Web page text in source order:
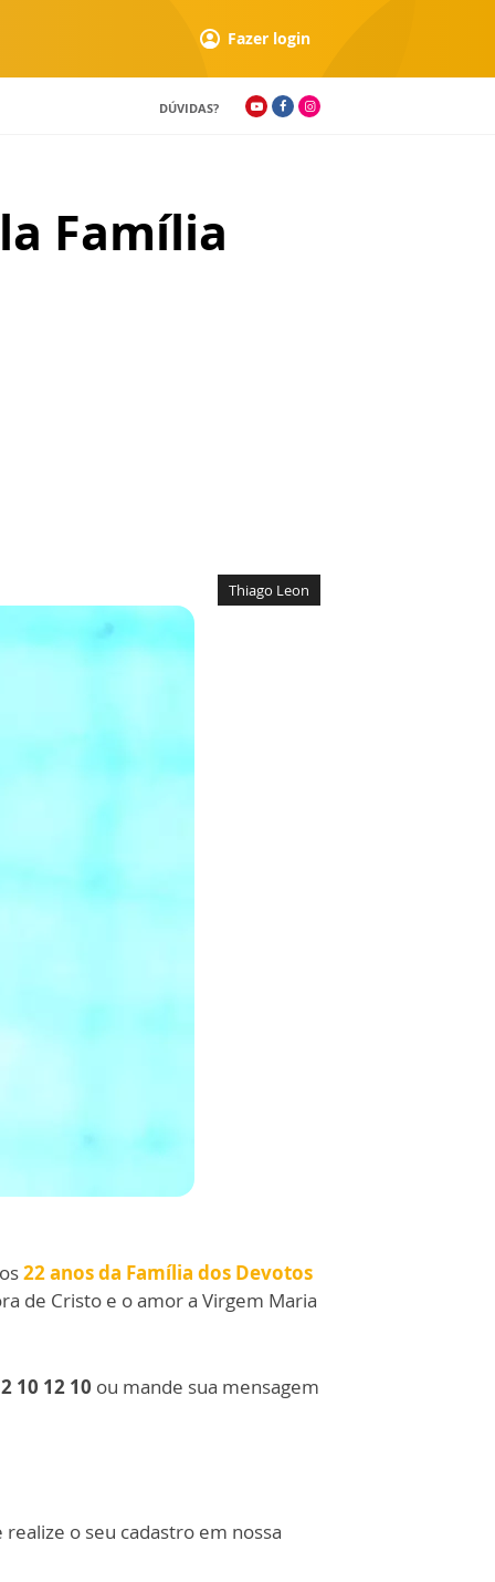
Fazer login
DÚVIDAS?
Família
Thiago Leon
22 anos da Família dos Devotos
de Cristo e o amor a Virgem Maria
10 12 10 ou mande sua mensagem
o seu cadastro em nossa